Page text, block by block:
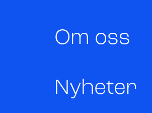
Om oss
Nyheter